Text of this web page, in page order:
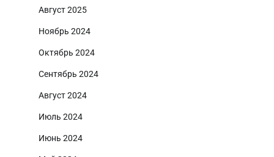
Август 2025
Ноябрь 2024
Октябрь 2024
Сентябрь 2024
Август 2024
Июль 2024
Июнь 2024